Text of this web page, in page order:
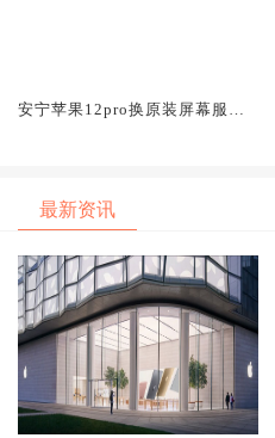
安宁苹果12pro换原装屏幕服务
最新资讯